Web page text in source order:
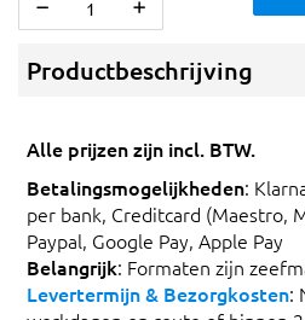
Productbeschrijving
Alle prijzen zijn incl. BTW.
Betalingsmogelijkheden:
per bank, Creditcard (Maestro,
Paypal, Google Pay, Apple Pay
Belangrijk: Formaten zijn
Levertermijn & Bezorgkosten: